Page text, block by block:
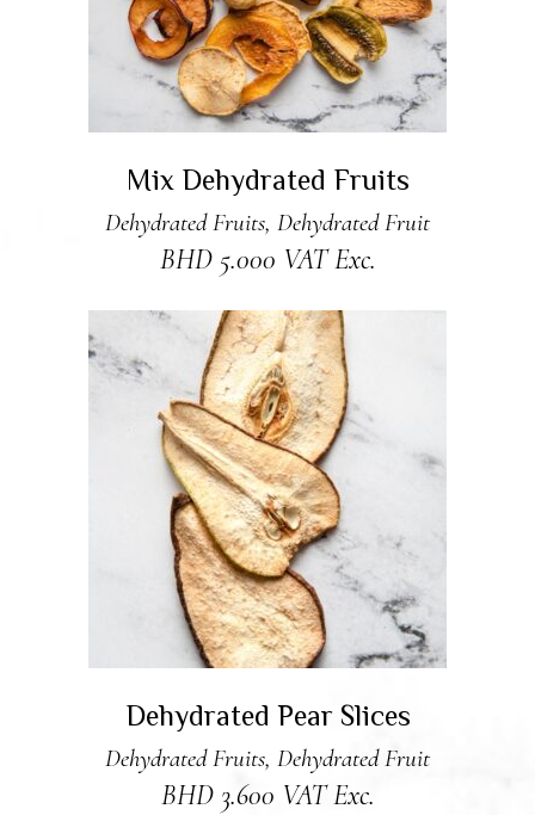
Mix Dehydrated Fruits
Dehydrated Fruits, Dehydrated Fruit
BHD 5.000 VAT Exc.
ADD TO CART
Dehydrated Pear Slices
Dehydrated Fruits, Dehydrated Fruit
BHD 3.600 VAT Exc.